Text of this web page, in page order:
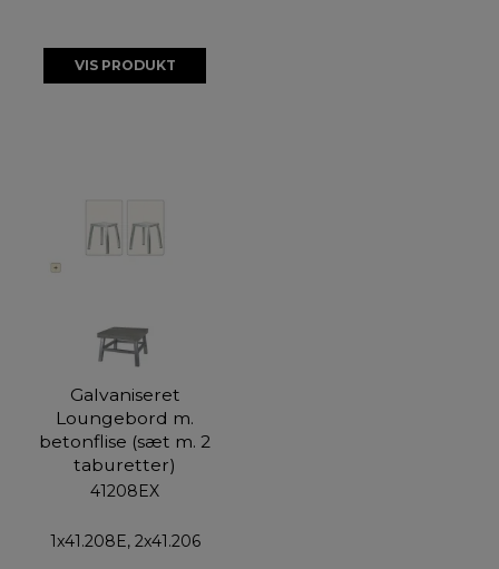
VIS PRODUKT
Galvaniseret
Loungebord m.
betonflise (sæt m. 2
taburetter)
41208EX
1x41.208E, 2x41.206